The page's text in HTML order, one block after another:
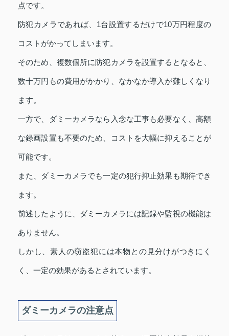
点です。
防犯カメラであれば、1台設置するだけで10万円程度の
コストがかってしまいます。
そのため、複数個所に防犯カメラを設置するとなると、
数十万円もの費用がかかり、なかなか導入が難しくなり
ます。
一方で、ダミーカメラなら入念な工事も必要なく、高額
な録画設置も不要のため、コストを大幅に抑えることが
可能です。
また、ダミーカメラでも一定の犯行抑止効果も期待でき
ます。
前述したように、ダミーカメラには記録や監視の機能は
ありません。
しかし、素人の窃盗犯には本物との見分けがつきにく
く、一定の効果があるとされています。
ダミーカメラの注意点